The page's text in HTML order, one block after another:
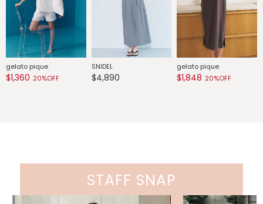
gelato pique
$1,360 20%OFF
SNIDEL
$4,890
gelato pique
$1,848 20%OFF
STAFF SNAP